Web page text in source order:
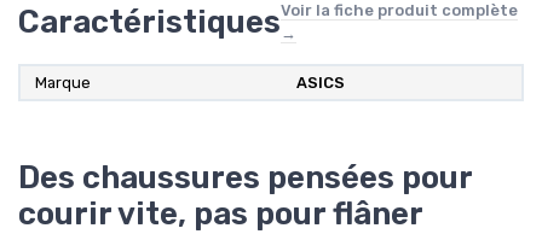
CaractéristiquesVoir la fiche produit complète
→
Marque ASICS
Des chaussures pensées pour
courir vite, pas pour flâner